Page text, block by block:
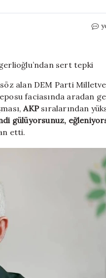
alan DEM Parti
faciasında aradan
AKPsıralarından
gülüyorsunuz,
etti.